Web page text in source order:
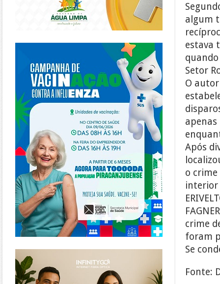
algum
estava
Setor
O
Após
o
interior
crime
foram
Se
Fonte:
https://piracanjuba.go.gov.br/
https://www.infinitygo.com.br/